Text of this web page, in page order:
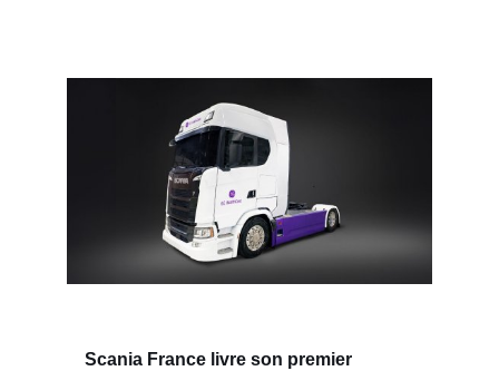
Scania France livre son premier